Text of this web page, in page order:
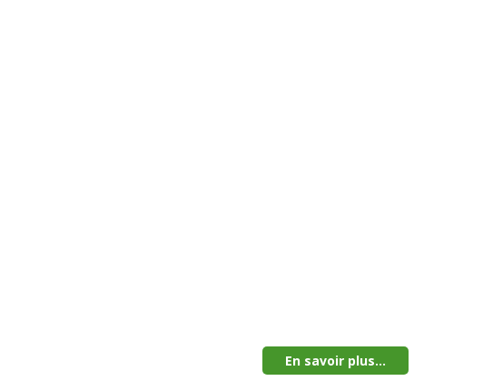
En savoir plus...